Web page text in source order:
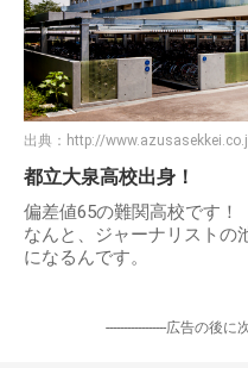
出典： http://
都立大泉高校出身！
偏差値65の難関高校です！
なんと、ジャーナリストの
になるんです。
-----------------広告の後に